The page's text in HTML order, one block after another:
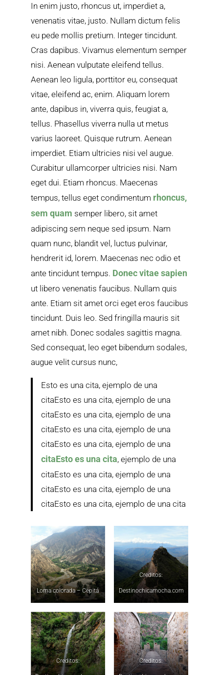
In enim justo, rhoncus ut, imperdiet a,
venenatis vitae, justo. Nullam dictum felis
eu pede mollis pretium. Integer tincidunt.
Cras dapibus. Vivamus elementum semper
nisi. Aenean vulputate eleifend tellus.
Aenean leo ligula, porttitor eu, consequat
vitae, eleifend ac, enim. Aliquam lorem
ante, dapibus in, viverra quis, feugiat a,
tellus. Phasellus viverra nulla ut metus
varius laoreet. Quisque rutrum. Aenean
imperdiet. Etiam ultricies nisi vel augue.
Curabitur ullamcorper ultricies nisi. Nam
eget dui. Etiam rhoncus. Maecenas
tempus, tellus eget condimentum rhoncus,
sem quam semper libero, sit amet
adipiscing sem neque sed ipsum. Nam
quam nunc, blandit vel, luctus pulvinar,
hendrerit id, lorem. Maecenas nec odio et
ante tincidunt tempus. Donec vitae sapien
ut libero venenatis faucibus. Nullam quis
ante. Etiam sit amet orci eget eros faucibus
tincidunt. Duis leo. Sed fringilla mauris sit
amet nibh. Donec sodales sagittis magna.
Sed consequat, leo eget bibendum sodales,
augue velit cursus nunc,
Esto es una cita, ejemplo de una
citaEsto es una cita, ejemplo de una
citaEsto es una cita, ejemplo de una
citaEsto es una cita, ejemplo de una
citaEsto es una cita, ejemplo de una
citaEsto es una cita, ejemplo de una
citaEsto es una cita, ejemplo de una
citaEsto es una cita, ejemplo de una
citaEsto es una cita, ejemplo de una cita
Loma colorada – Cepitá
Creditos:
Destinochicamocha.com
Creditos: Creditos: